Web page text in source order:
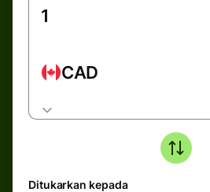
CAD
Ditukarkan kepada